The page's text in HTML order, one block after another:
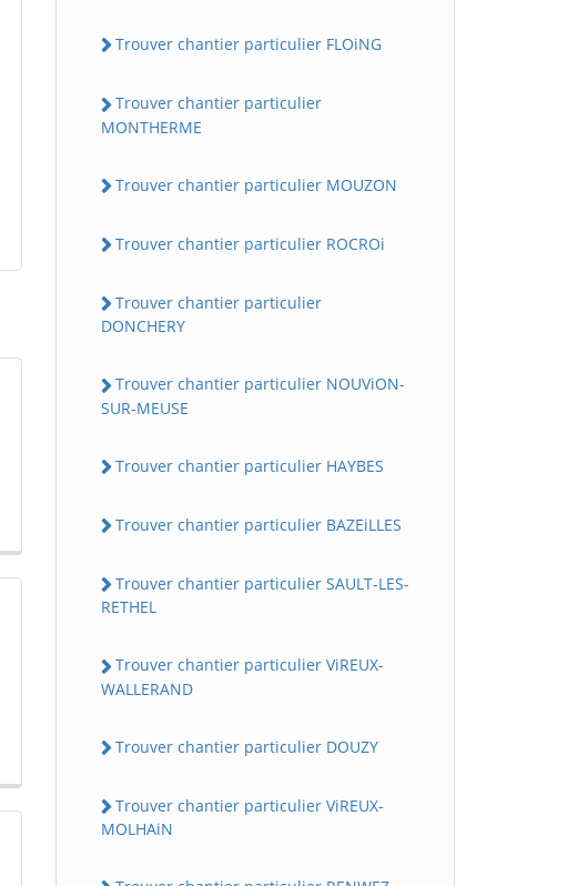
Trouver chantier particulier FLOiNG
Trouver chantier particulier
MONTHERME
Trouver chantier particulier MOUZON
Trouver chantier particulier ROCROi
Trouver chantier particulier
DONCHERY
Trouver chantier particulier NOUViON-
SUR-MEUSE
Trouver chantier particulier HAYBES
Trouver chantier particulier BAZEiLLES
Trouver chantier particulier SAULT-LES-
RETHEL
Trouver chantier particulier ViREUX-
WALLERAND
Trouver chantier particulier DOUZY
Trouver chantier particulier ViREUX-
MOLHAiN